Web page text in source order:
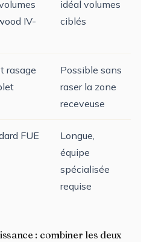
IV-
idéal volumes
ciblés
rasage
Possible sans
raser la zone
receveuse
FUE
Longue,
équipe
spécialisée
requise
: combiner les deux